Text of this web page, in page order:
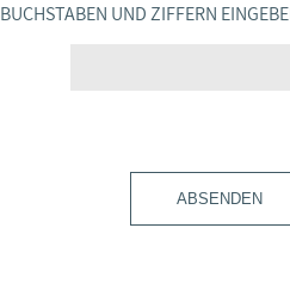
UND ZIFFERN EINGEBEN
ABSENDEN